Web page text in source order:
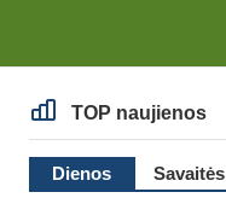
TOP naujienos
Dienos Savaitės